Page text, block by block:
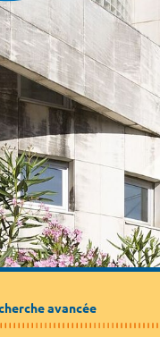
avancée